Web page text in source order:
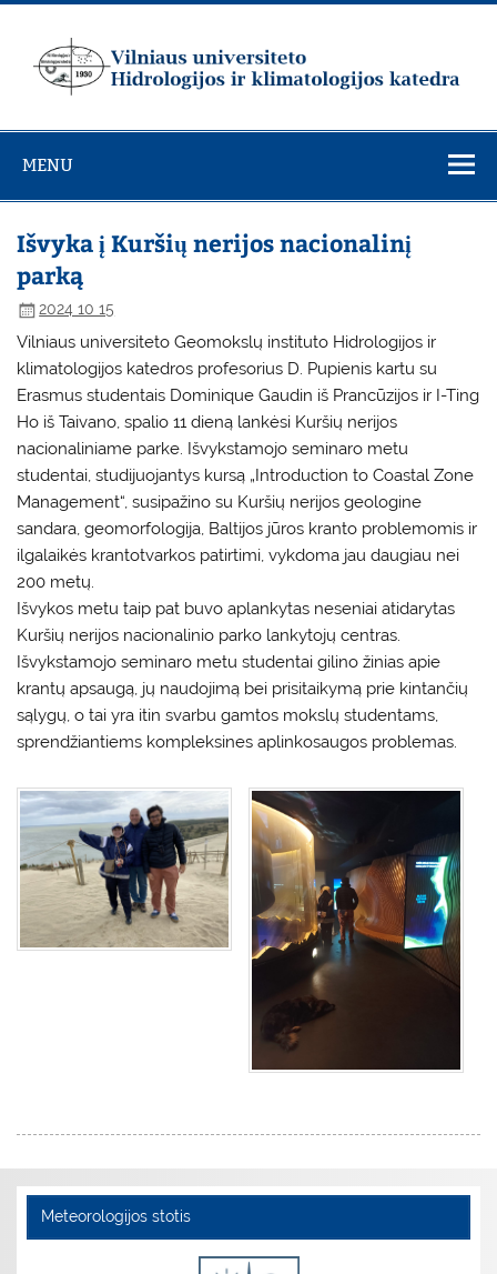
Skip
universiteto
Hidrologijos ir
klimatologijos
katedra
MENU
Išvyka į Kuršių nerijos nacionalinį
parką
2024 10 15
Vilniaus universiteto Geomokslų instituto Hidrologijos ir
klimatologijos katedros profesorius D. Pupienis kartu su
Erasmus studentais Dominique Gaudin iš Prancūzijos ir I-Ting
Ho iš Taivano, spalio 11 dieną lankėsi Kuršių nerijos
nacionaliniame parke. Išvykstamojo seminaro metu
studentai, studijuojantys kursą „Introduction to Coastal Zone
Management“, susipažino su Kuršių nerijos geologine
sandara, geomorfologija, Baltijos jūros kranto problemomis ir
ilgalaikės krantotvarkos patirtimi, vykdoma jau daugiau nei
200 metų.
Išvykos metu taip pat buvo aplankytas neseniai atidarytas
Kuršių nerijos nacionalinio parko lankytojų centras.
Išvykstamojo seminaro metu studentai gilino žinias apie
krantų apsaugą, jų naudojimą bei prisitaikymą prie kintančių
sąlygų, o tai yra itin svarbu gamtos mokslų studentams,
sprendžiantiems kompleksines aplinkosaugos problemas.
Meteorologijos stotis